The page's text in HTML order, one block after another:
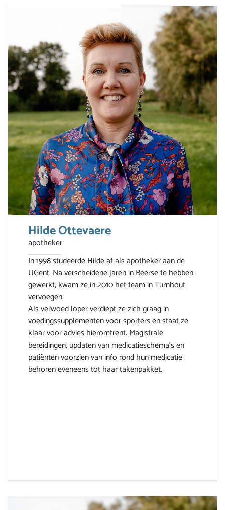
Hilde Ottevaere
apotheker
In 1998 studeerde Hilde af als apotheker aan de
UGent. Na verscheidene jaren in Beerse te hebben
gewerkt, kwam ze in 2010 het team in Turnhout
vervoegen.
Als verwoed loper verdiept ze zich graag in
voedingssupplementen voor sporters en staat ze
klaar voor advies hieromtrent. Magistrale
bereidingen, updaten van medicatieschema’s en
patiënten voorzien van info rond hun medicatie
behoren eveneens tot haar takenpakket.